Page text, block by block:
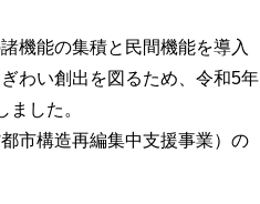
機能の集積と民間機能を導入
わい創出を図るため、令和5年
した。
市構造再編集中支援事業）の